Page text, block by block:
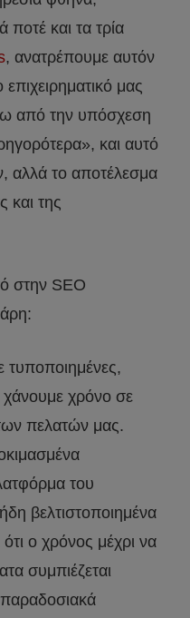
ποτέ και τα τρία
, ανατρέπουμε αυτόν
μας
από την υπόσχεση
και αυτό
αλλά το αποτέλεσμα
και της
στην SEO
τυποποιημένες,
χάνουμε χρόνο σε
πελατών μας.
του
βελτιστοποιημένα
ο χρόνος μέχρι να
συμπιέζεται